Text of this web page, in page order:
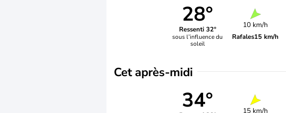
28°
Ressenti 32°
sous l’influence du
soleil
10 km/h
Rafales15 km/h
Cet après-midi
34° 15 km/h